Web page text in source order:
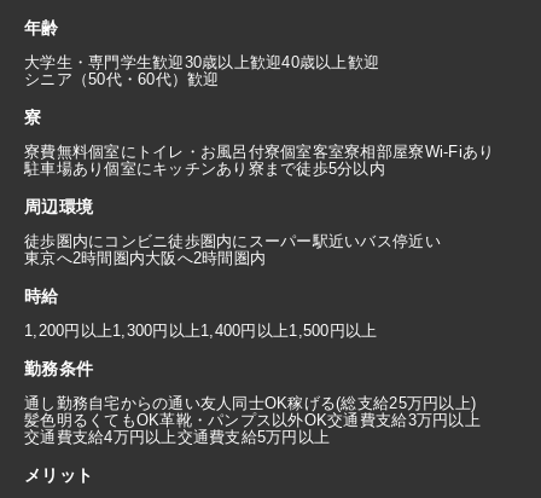
年齢
大学生・専門学生歓迎30歳以上歓迎40歳以上歓迎
シニア（50代・60代）歓迎
寮
寮費無料個室にトイレ・お風呂付寮個室客室寮相部屋寮Wi-Fiあり
駐車場あり個室にキッチンあり 寮まで徒歩5分以内
周辺環境
徒歩圏内にコンビニ徒歩圏内にスーパー駅近いバス停近い
東京へ2時間圏内大阪へ2時間圏内
時給
1,200円以上1,300円以上1,400円以上1,500円以上
勤務条件
通し勤務自宅からの通い友人同士OK稼げる(総支給25万円以上)
髪色明るくてもOK革靴・パンプス以外OK交通費支給3万円以上
交通費支給4万円以上交通費支給5万円以上
メリット